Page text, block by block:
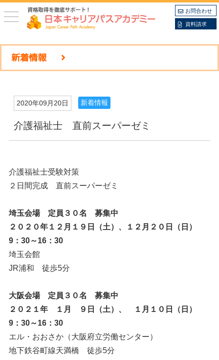
toggle
navigation
お問合わせ
資料請求
新着情報
2020年09月20日 新着情報
介護福祉士 直前スーパーゼミ
介護福祉士受験対策
２日間完成 直前スーパーゼミ
埼玉会場 定員３０名 募集中
２０２０年１２月１９日（土）、１２月２０日（日）
9：30～16：30
埼玉会館
JR浦和 徒歩5分
大阪会場 定員３０名 募集中
２０２１年 １月 ９日（土）、 １月１０日（日）
9：30～16：30
エル・おおさか（大阪府立労働センター）
地下鉄谷町線天満橋 徒歩5分